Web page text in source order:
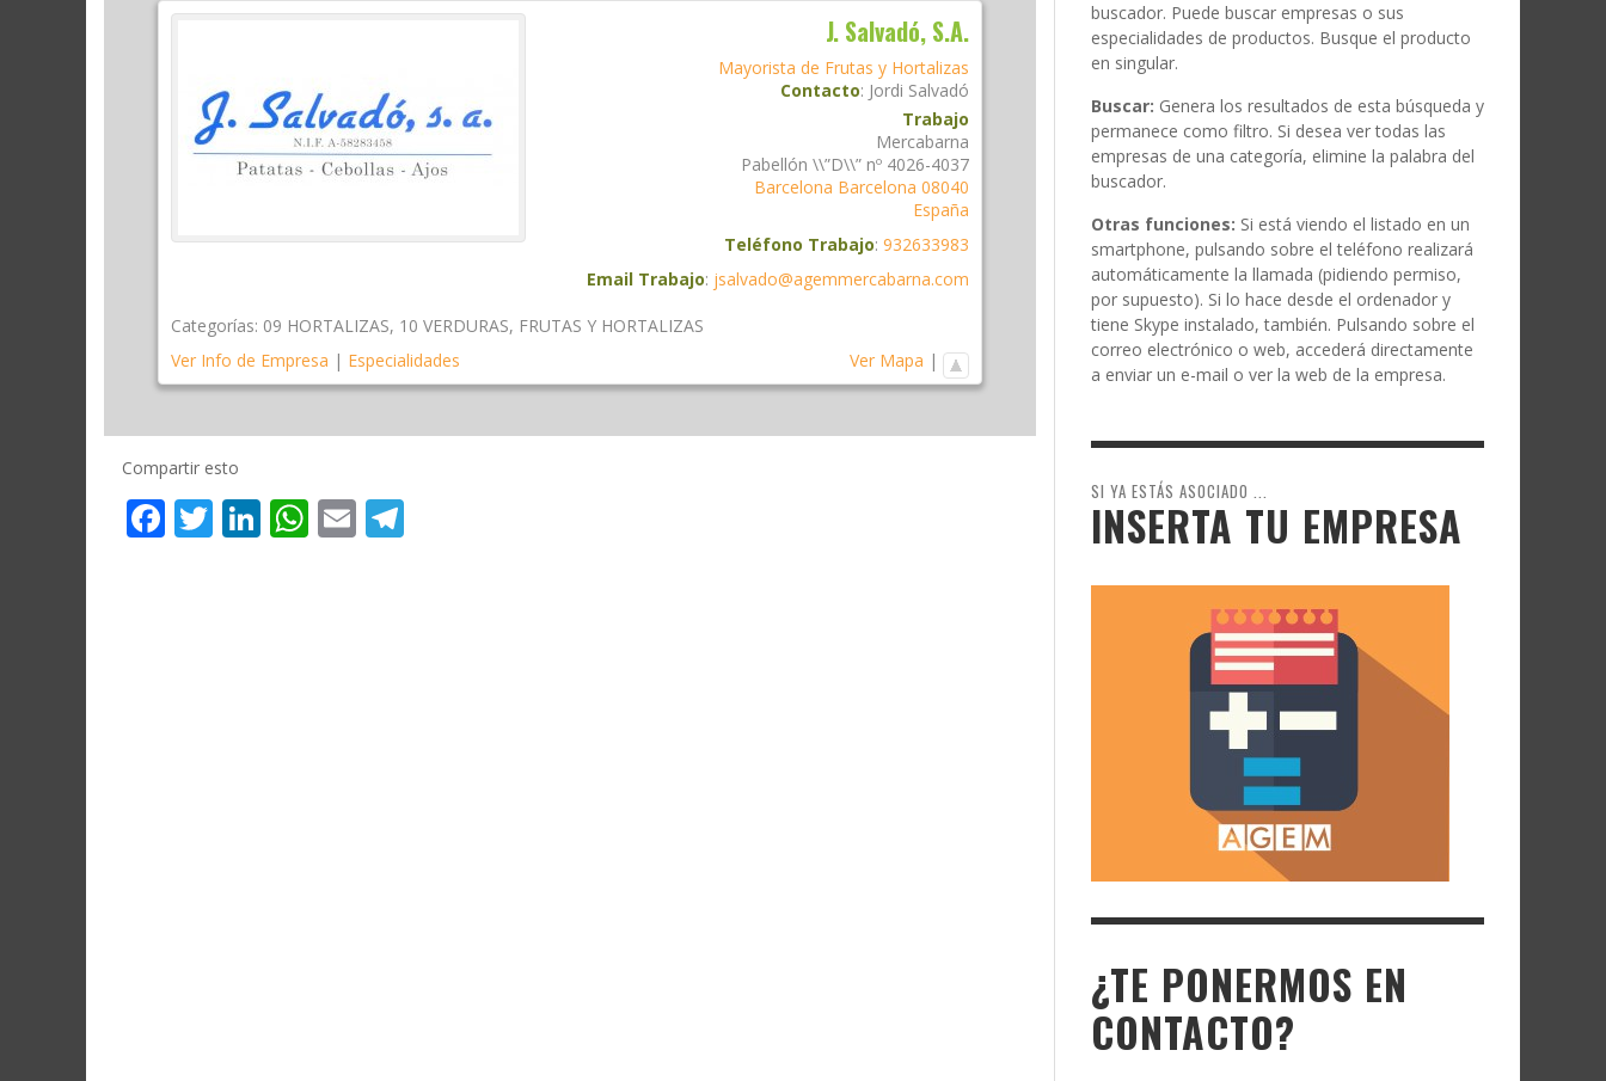
J. Salvadó, S.A.
Mayorista de Frutas y Hortalizas
Contacto: Jordi Salvadó
Trabajo
Mercabarna
Pabellón \\”D\\” nº 4026-4037
Barcelona Barcelona 08040
España
Teléfono Trabajo: 932633983
Email Trabajo: jsalvado@agemmercabarna.com
Categorías: 09 HORTALIZAS, 10 VERDURAS, FRUTAS Y HORTALIZAS
Ver Info de Empresa | Especialidades Ver Mapa |
Compartir esto
Facebook
Twitter
LinkedIn
WhatsApp
Email
buscador. Puede buscar empresas o sus
especialidades de productos. Busque el producto
en singular.
Buscar: Genera los resultados de esta búsqueda y
permanece como filtro. Si desea ver todas las
empresas de una categoría, elimine la palabra del
buscador.
Otras funciones: Si está viendo el listado en un
smartphone, pulsando sobre el teléfono realizará
automáticamente la llamada (pidiendo permiso,
por supuesto). Si lo hace desde el ordenador y
tiene Skype instalado, también. Pulsando sobre el
correo electrónico o web, accederá directamente
a enviar un e-mail o ver la web de la empresa.
SI YA ESTÁS ASOCIADO ...
INSERTA TU EMPRESA
¿TE PONERMOS EN
CONTACTO?